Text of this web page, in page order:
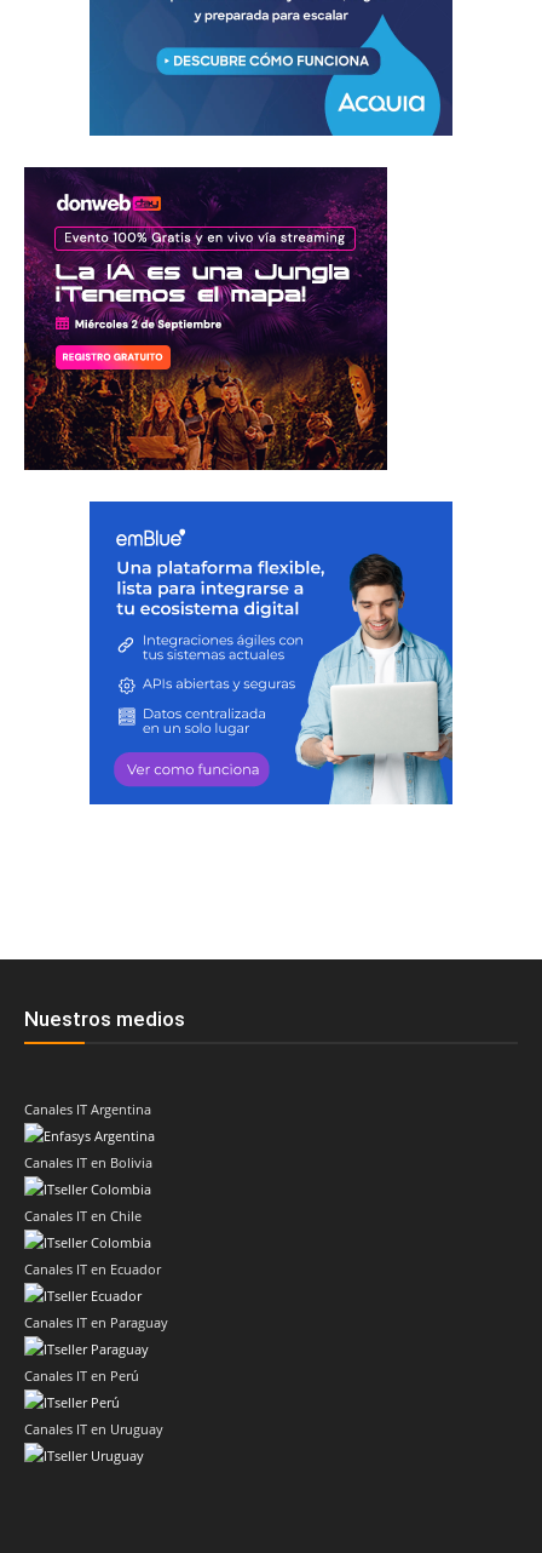
Nuestros medios
Canales IT Argentina
Canales IT en Bolivia
Canales IT en Chile
Canales IT en Ecuador
Canales IT en Paraguay
Canales IT en Perú
Canales IT en Uruguay